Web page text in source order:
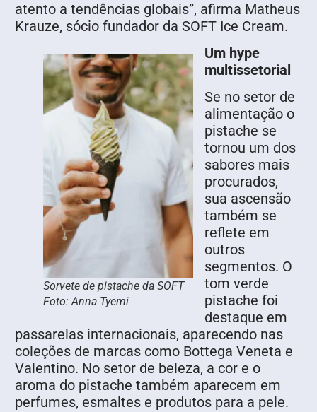
atento a tendências globais”, afirma Matheus
Krauze, sócio fundador da SOFT Ice Cream.
Sorvete de pistache da SOFT
Foto: Anna Tyemi
Um hype
multissetorial
Se no setor de
alimentação o
pistache se
tornou um dos
sabores mais
procurados,
sua ascensão
também se
reflete em
outros
segmentos. O
tom verde
pistache foi
destaque em
passarelas internacionais, aparecendo nas
coleções de marcas como Bottega Veneta e
Valentino. No setor de beleza, a cor e o
aroma do pistache também aparecem em
perfumes, esmaltes e produtos para a pele.